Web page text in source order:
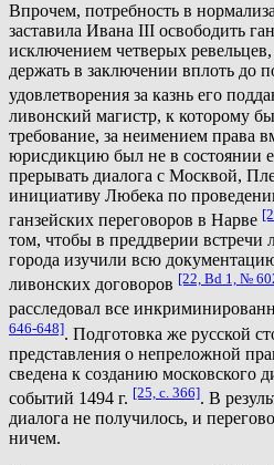
Впрочем, потребность в
заставила Ивана III освободить
исключением четверых
держать в заключении вплоть до
удовлетворения за казнь его
ливонский магистр, к которому
требование, за неимением права
юрисдикцию был не в состоянии
прерывать диалога с Москвой,
инициативу Любека по
ганзейских переговоров в Нарве
том, чтобы в преддверии встречи
города изучили всю
ливонских договоров [22, Bd 1, №
расследовал все
646-648]. Подготовка же русской
представления о непреложной
сведена к созданию московского
событий 1494 г. [25, с. 366]. В
диалога не получилось, и
ничем.